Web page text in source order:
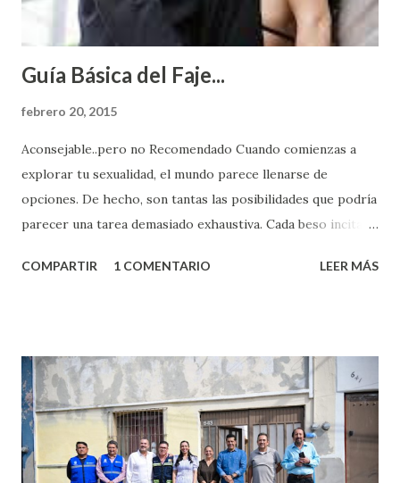
Guía Básica del Faje...
febrero 20, 2015
Aconsejable..pero no Recomendado Cuando comienzas a
explorar tu sexualidad, el mundo parece llenarse de
opciones. De hecho, son tantas las posibilidades que podría
parecer una tarea demasiado exhaustiva. Cada beso incita
partes de ti que jamás hubieras imaginado. El problema es
conoces ni la mitad de lo que deberías saber. Pero incluso
quienes ya han tenido relaciones sexuales no son expertos
o expertas en el tema. Siempre hay algo nuevo que
aprender y nuevas experiencias que conocer. Si eres una
chica y aún no has tenido relaciones sexuales, tal vez
COMPARTIR 1 COMENTARIO LEER MÁS